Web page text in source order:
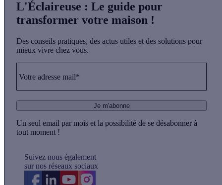
L'Éclaireuse : Le guide pour
transformer votre maison !
Des conseils pratiques, des actus utiles et des solutions pour
mieux vivre chez vous.
Votre adresse mail*
Je m'abonne
Un seul email par mois et la possibilité de se désabonner à
tout moment !
Suivez nous également
sur nos réseaux sociaux